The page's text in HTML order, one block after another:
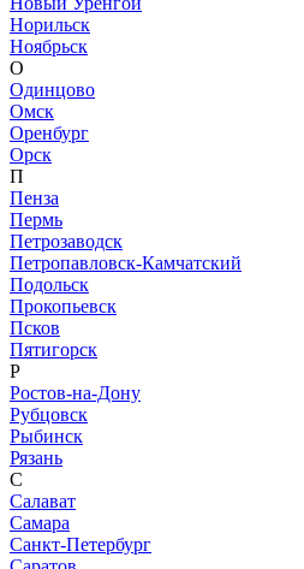
Норильск
Ноябрьск
О
Одинцово
Омск
Оренбург
Орск
П
Пенза
Пермь
Петрозаводск
Петропавловск-Камчатский
Подольск
Прокопьевск
Псков
Пятигорск
Р
Ростов-на-Дону
Рубцовск
Рыбинск
Рязань
С
Салават
Самара
Санкт-Петербург